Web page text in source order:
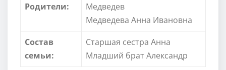
Родители:
Медведев
Медведева Анна Ивановна
Состав
семьи:
Старшая сестра Анна
Младший брат Александр